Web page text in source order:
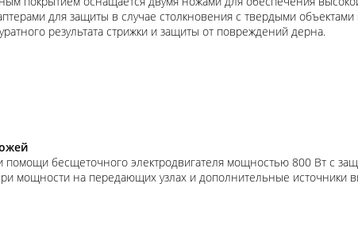
для защиты в случае столкновения с твердыми объектами
результата стрижки и защиты от повреждений дерна.
бесщеточного электродвигателя мощностью 800 Вт с
мощности на передающих узлах и дополнительные источники